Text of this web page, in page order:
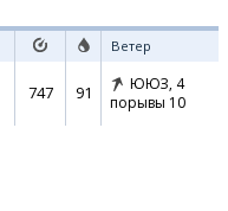
Ветер
747 91 ЮЮЗ, 4
порывы 10